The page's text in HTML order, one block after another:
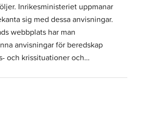
Inrikesministeriet uppmanar
sig med dessa anvisningar.
webbplats har man
anvisningar för beredskap
och krissituationer och…